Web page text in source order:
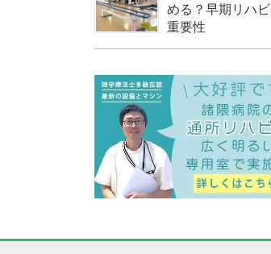
める？早期リハ
重要性